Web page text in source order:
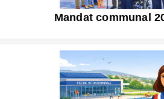
Mandat communal